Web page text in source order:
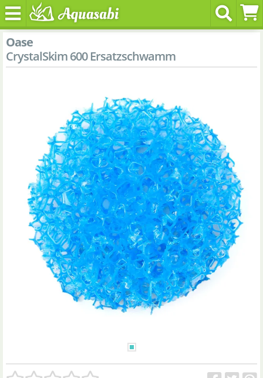
Oase
CrystalSkim 600 Ersatzschwamm